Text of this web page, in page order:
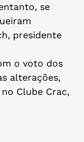
se
presidente
o voto dos
alterações,
Clube Crac,